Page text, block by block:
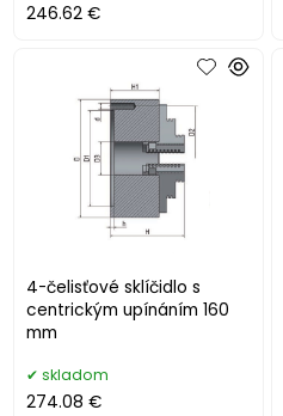
246.62 €
4-čelisťové sklíčidlo s
centrickým upínáním 160
mm
skladom
274.08 €